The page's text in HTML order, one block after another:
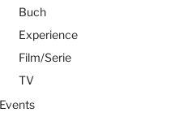
Buch
Experience
Film/Serie
TV
Events